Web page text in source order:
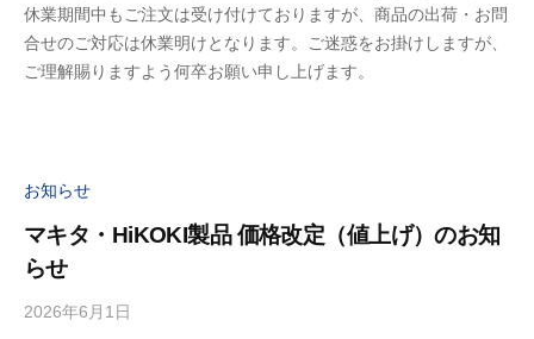
デ
ィ
休業期間中もご注文は受け付けておりますが、商品の出荷・お問
合せのご対応は休業明けとなります。ご迷惑をお掛けしますが、
ご理解賜りますよう何卒お願い申し上げます。
お知らせ
マキタ・HiKOKI製品 価格改定（値上げ）のお知
らせ
2026年6月1日